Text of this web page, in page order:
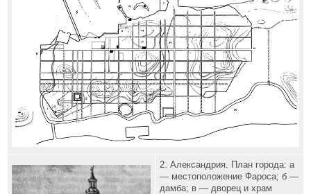
2. Александрия. План города: а
— местоположение Фароса; б —
дамба; в — дворец и храм